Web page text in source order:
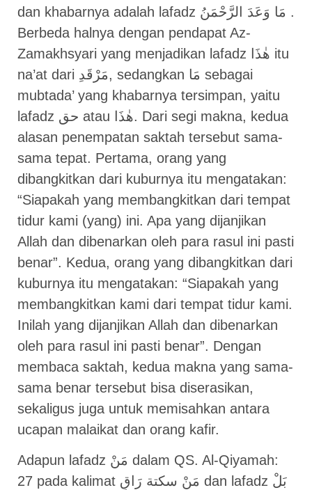
dan khabarnya adalah lafadz مَا وَعَدَ الرَّحْمَنُ .
Berbeda halnya dengan pendapat Az-
Zamakhsyari yang menjadikan lafadz هٰذَا itu
na’at dari مَرْقَدِ, sedangkan مَا sebagai
mubtada’ yang khabarnya tersimpan, yaitu
lafadz حق atau هٰذَا. Dari segi makna, kedua
alasan penempatan saktah tersebut sama-
sama tepat. Pertama, orang yang
dibangkitkan dari kuburnya itu mengatakan:
“Siapakah yang membangkitkan dari tempat
tidur kami (yang) ini. Apa yang dijanjikan
Allah dan dibenarkan oleh para rasul ini pasti
benar”. Kedua, orang yang dibangkitkan dari
kuburnya itu mengatakan: “Siapakah yang
membangkitkan kami dari tempat tidur kami.
Inilah yang dijanjikan Allah dan dibenarkan
oleh para rasul ini pasti benar”. Dengan
membaca saktah, kedua makna yang sama-
sama benar tersebut bisa diserasikan,
sekaligus juga untuk memisahkan antara
ucapan malaikat dan orang kafir.
Adapun lafadz مَنْ dalam QS. Al-Qiyamah:
27 pada kalimat مَنْ سكتة رَاقٍ dan lafadz بَلْ